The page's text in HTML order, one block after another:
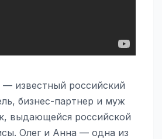
— известный российский
бизнес-партнер и муж
выдающейся российской
Олег и Анна — одна из